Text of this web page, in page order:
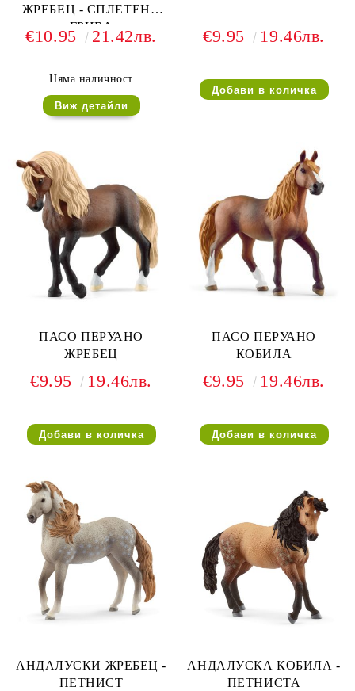
ЖРЕБЕЦ - СПЛЕТЕНА
ГРИВА
€10.95 21.42лв.
Няма наличност
Виж детайли
€9.95 19.46лв.
ПАСО ПЕРУАНО
ЖРЕБЕЦ
€9.95 19.46лв.
ПАСО ПЕРУАНО
КОБИЛА
€9.95 19.46лв.
АНДАЛУСКИ ЖРЕБЕЦ -
ПЕТНИСТ
АНДАЛУСКА КОБИЛА -
ПЕТНИСТА